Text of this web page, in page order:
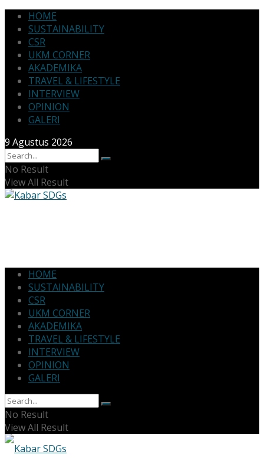
HOME
SUSTAINABILITY
CSR
UKM CORNER
AKADEMIKA
TRAVEL & LIFESTYLE
INTERVIEW
OPINION
GALERI
9 Agustus 2026
No Result
View All Result
HOME
SUSTAINABILITY
CSR
UKM CORNER
AKADEMIKA
TRAVEL & LIFESTYLE
INTERVIEW
OPINION
GALERI
No Result
View All Result